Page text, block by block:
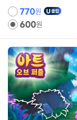
770원
600원